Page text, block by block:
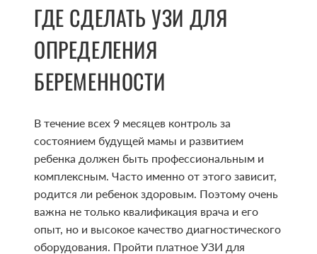
ГДЕ СДЕЛАТЬ УЗИ ДЛЯ
ОПРЕДЕЛЕНИЯ
БЕРЕМЕННОСТИ
В течение всех 9 месяцев контроль за
состоянием будущей мамы и развитием
ребенка должен быть профессиональным и
комплексным. Часто именно от этого зависит,
родится ли ребенок здоровым. Поэтому очень
важна не только квалификация врача и его
опыт, но и высокое качество диагностического
оборудования. Пройти платное УЗИ для